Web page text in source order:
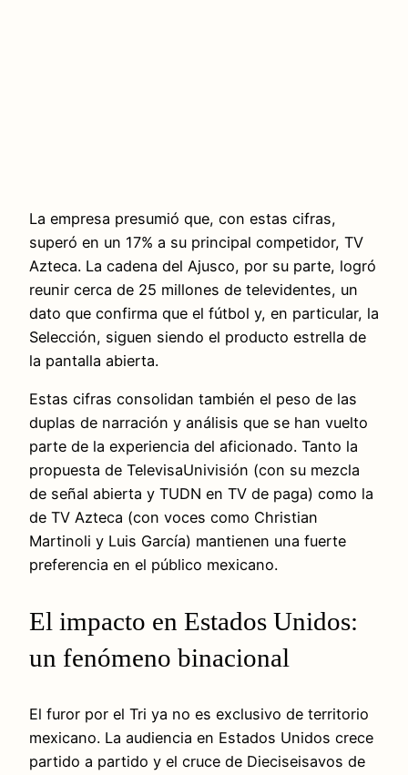
La empresa presumió que, con estas cifras,
superó en un 17% a su principal competidor, TV
Azteca. La cadena del Ajusco, por su parte, logró
reunir cerca de 25 millones de televidentes, un
dato que confirma que el fútbol y, en particular, la
Selección, siguen siendo el producto estrella de
la pantalla abierta.
Estas cifras consolidan también el peso de las
duplas de narración y análisis que se han vuelto
parte de la experiencia del aficionado. Tanto la
propuesta de TelevisaUnivisión (con su mezcla
de señal abierta y TUDN en TV de paga) como la
de TV Azteca (con voces como Christian
Martinoli y Luis García) mantienen una fuerte
preferencia en el público mexicano.
El impacto en Estados Unidos:
un fenómeno binacional
El furor por el Tri ya no es exclusivo de territorio
mexicano. La audiencia en Estados Unidos crece
partido a partido y el cruce de Dieciseisavos de